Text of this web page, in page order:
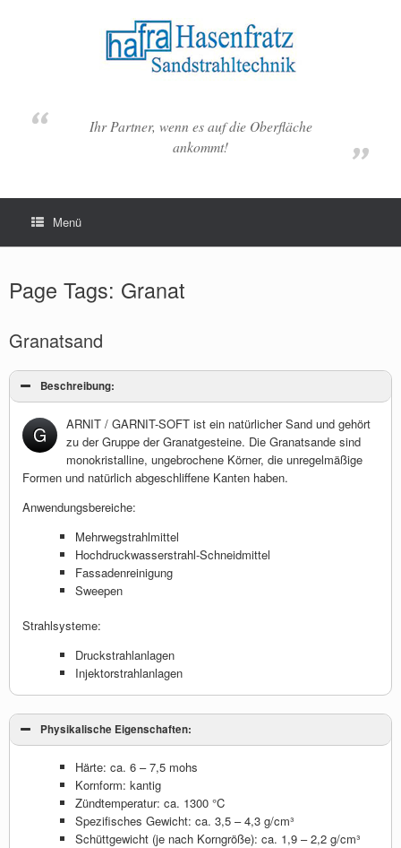
Ihr Partner, wenn es auf die Oberfläche
ankommt!
Menü
Page Tags: Granat
Granatsand
Beschreibung:
G
ARNIT / GARNIT-SOFT ist ein natürlicher Sand und gehört
zu der Gruppe der Granatgesteine. Die Granatsande sind
monokristalline, ungebrochene Körner, die unregelmäßige
Formen und natürlich abgeschliffene Kanten haben.
Anwendungsbereiche:
Mehrwegstrahlmittel
Hochdruckwasserstrahl-Schneidmittel
Fassadenreinigung
Sweepen
Strahlsysteme:
Druckstrahlanlagen
Injektorstrahlanlagen
Physikalische Eigenschaften:
Härte: ca. 6 – 7,5 mohs
Kornform: kantig
Zündtemperatur: ca. 1300 °C
Spezifisches Gewicht: ca. 3,5 – 4,3 g/cm³
Schüttgewicht (je nach Korngröße): ca. 1,9 – 2,2 g/cm³